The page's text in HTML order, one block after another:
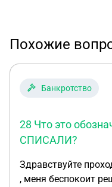
Похожие
Банкротство
28 Что это
СПИСАЛИ?
Здравствуйте
, меня беспокоит